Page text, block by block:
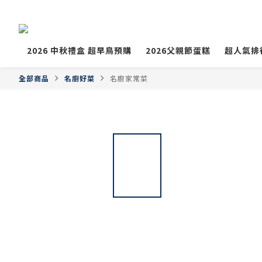
2026 中秋禮盒 超早鳥預購 2026父親節蛋糕 超人氣排
全部商品 名廚好菜 名廚家常菜